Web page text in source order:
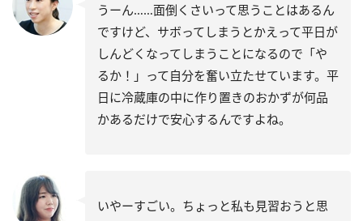
うーん……面倒くさいって思うことはあるん
ですけど、サボってしまうとかえって平日が
しんどくなってしまうことになるので「や
るか！」って自分を奮い立たせています。平
日に冷蔵庫の中に作り置きのおかずが何品
かあるだけで安心するんですよね。
いやーすごい。ちょっと私も見習おうと思